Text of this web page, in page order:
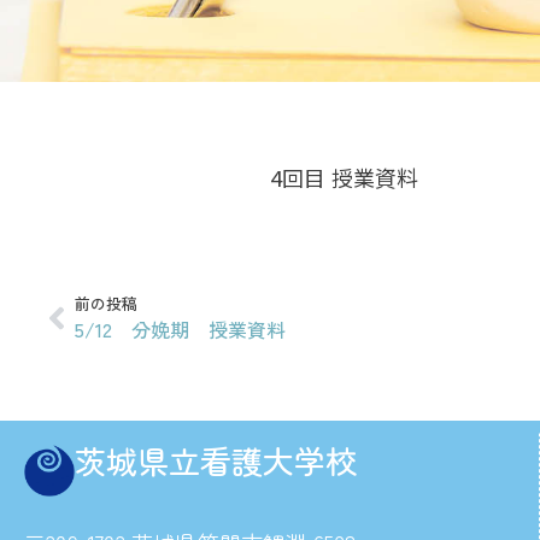
4回目 授業資料
前の投稿
5/12 分娩期 授業資料
茨城県立看護大学校